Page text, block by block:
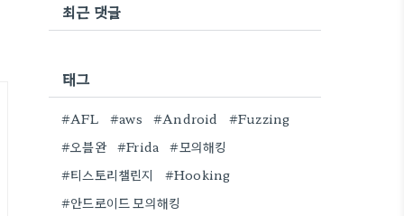
최근 댓글
태그
#AFL #aws #Android
#Fuzzing
#오블완
#Frida
#모의해킹
#티스토리챌린지
#Hooking
#안드로이드 모의해킹